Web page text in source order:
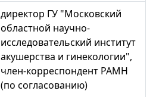
директор ГУ "Московский
областной научно-
исследовательский институт
акушерства и гинекологии",
член-корреспондент РАМН
(по согласованию)